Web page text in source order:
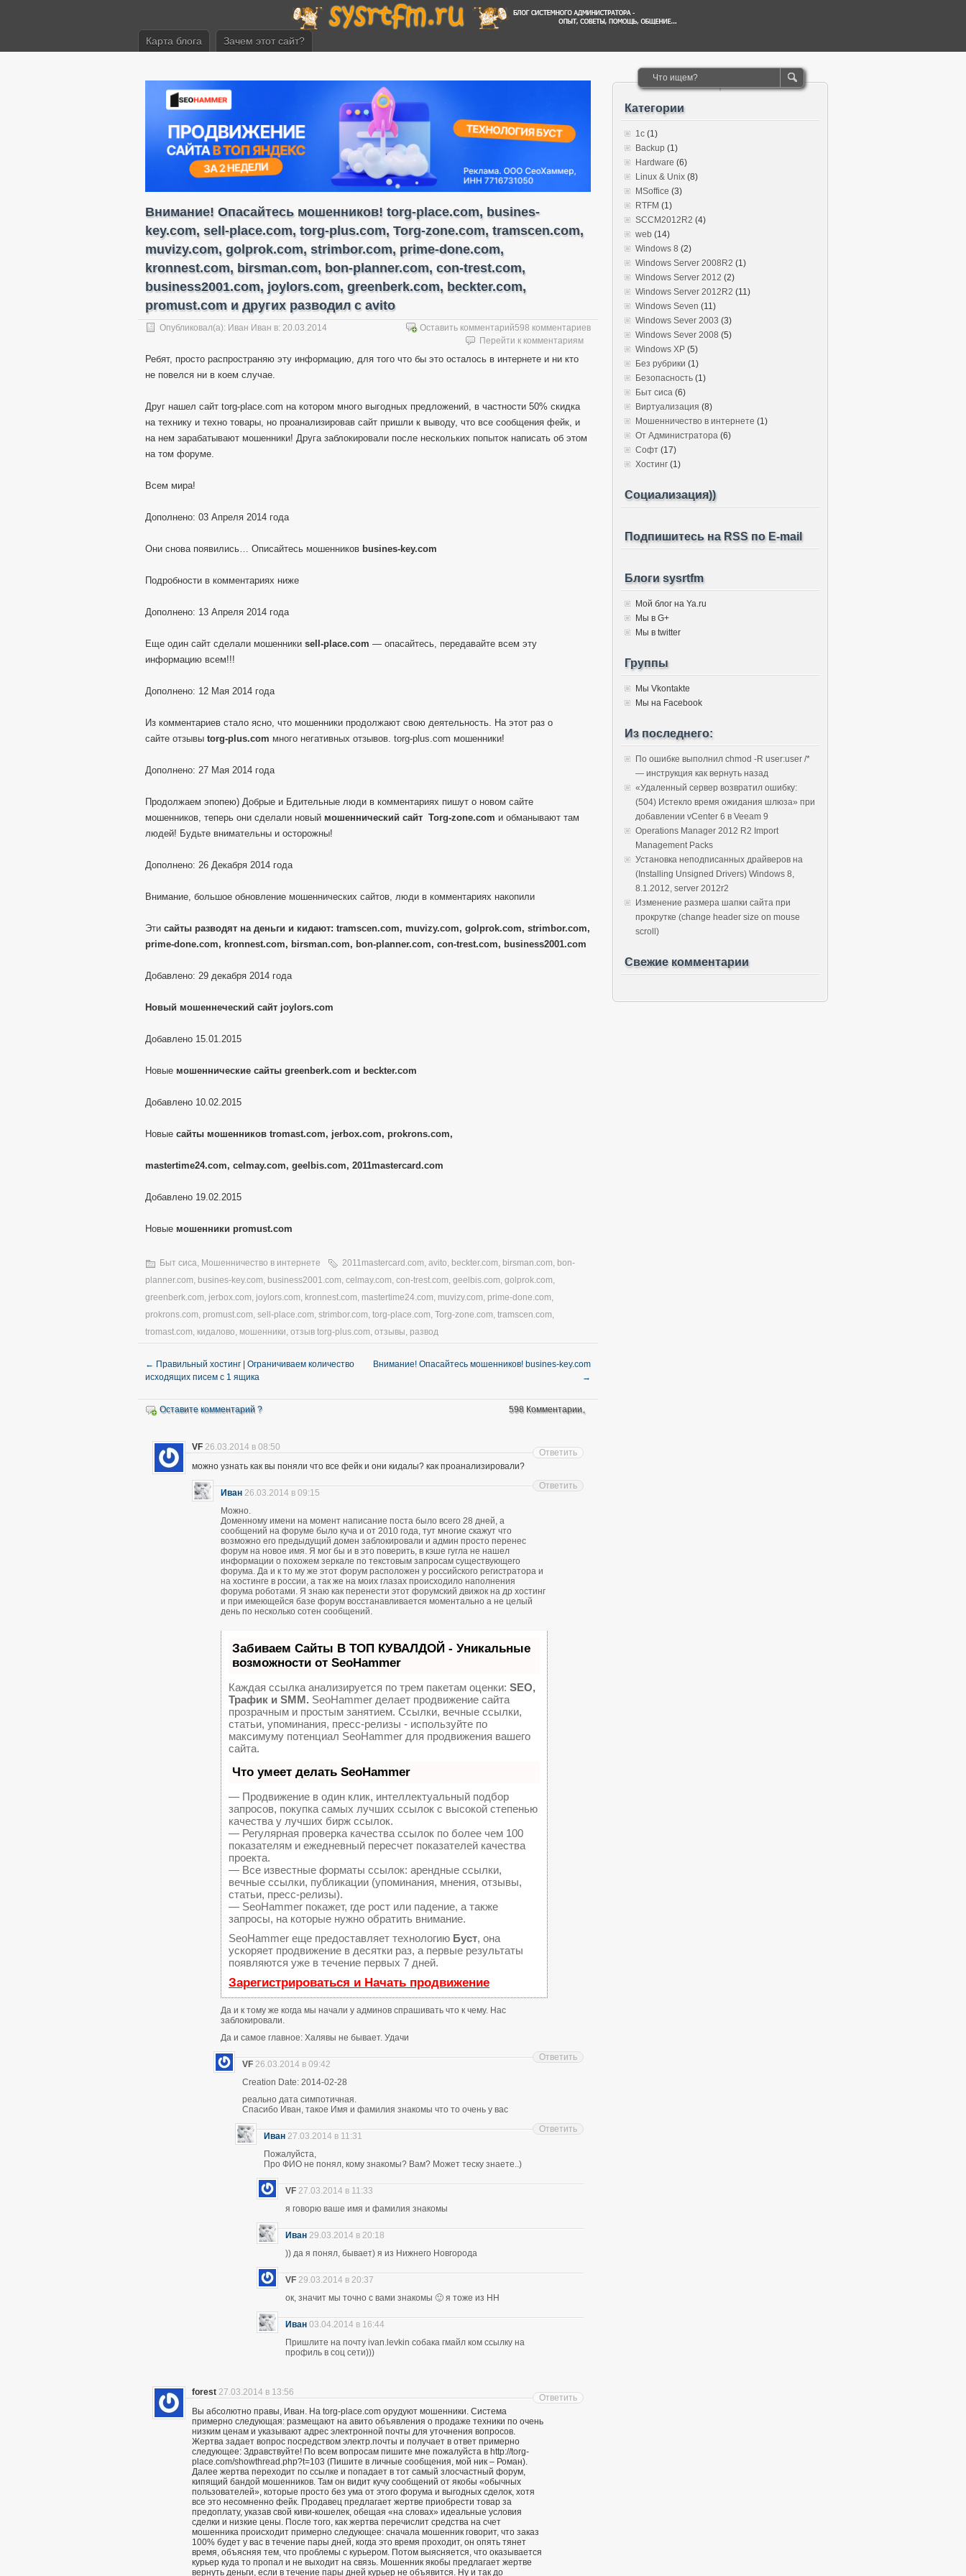
Карта блога Зачем этот сайт?
Внимание! Опасайтесь мошенников! torg-place.com, busines-
key.com, sell-place.com, torg-plus.com, Torg-zone.com, tramscen.com,
muvizy.com, golprok.com, strimbor.com, prime-done.com,
kronnest.com, birsman.com, bon-planner.com, con-trest.com,
business2001.com, joylors.com, greenberk.com, beckter.com,
promust.com и других разводил с avito
Опубликовал(а): Иван Иван в: 20.03.2014 Оставить комментарий598 комментариев
Перейти к комментариям
Ребят, просто распространяю эту информацию, для того что бы это осталось в интернете и ни кто
не повелся ни в коем случае.
Друг нашел сайт torg-place.com на котором много выгодных предложений, в частности 50% скидка
на технику и техно товары, но проанализировав сайт пришли к выводу, что все сообщения фейк, и
на нем зарабатывают мошенники! Друга заблокировали после нескольких попыток написать об этом
на том форуме.
Всем мира!
Дополнено: 03 Апреля 2014 года
Они снова появились… Описайтесь мошенников busines-key.com
Подробности в комментариях ниже
Дополнено: 13 Апреля 2014 года
Еще один сайт сделали мошенники sell-place.com — опасайтесь, передавайте всем эту
информацию всем!!!
Дополнено: 12 Мая 2014 года
Из комментариев стало ясно, что мошенники продолжают свою деятельность. На этот раз о
сайте отзывы torg-plus.com много негативных отзывов. torg-plus.com мошенники!
Дополнено: 27 Мая 2014 года
Продолжаем эпопею) Добрые и Бдительные люди в комментариях пишут о новом сайте
мошенников, теперь они сделали новый мошеннический сайт Torg-zone.com и обманывают там
людей! Будьте внимательны и осторожны!
Дополнено: 26 Декабря 2014 года
Внимание, большое обновление мошеннических сайтов, люди в комментариях накопили
Эти сайты разводят на деньги и кидают: tramscen.com, muvizy.com, golprok.com, strimbor.com,
prime-done.com, kronnest.com, birsman.com, bon-planner.com, con-trest.com, business2001.com
Добавлено: 29 декабря 2014 года
Новый мошеннеческий сайт joylors.com
Добавлено 15.01.2015
Новые мошеннические сайты greenberk.com и beckter.com
Добавлено 10.02.2015
Новые сайты мошенников tromast.com, jerbox.com, prokrons.com,
mastertime24.com, celmay.com, geelbis.com, 2011mastercard.com
Добавлено 19.02.2015
Новые мошенники promust.com
Быт сиса, Мошенничество в интернете 2011mastercard.com, avito, beckter.com, birsman.com, bon-
planner.com, busines-key.com, business2001.com, celmay.com, con-trest.com, geelbis.com, golprok.com,
greenberk.com, jerbox.com, joylors.com, kronnest.com, mastertime24.com, muvizy.com, prime-done.com,
prokrons.com, promust.com, sell-place.com, strimbor.com, torg-place.com, Torg-zone.com, tramscen.com,
tromast.com, кидалово, мошенники, отзыв torg-plus.com, отзывы, развод
← Правильный хостинг | Ограничиваем количество
исходящих писем с 1 ящика
Внимание! Опасайтесь мошенников! busines-key.com
→
Оставите комментарий ? 598 Комментарии。
VF 26.03.2014 в 08:50
можно узнать как вы поняли что все фейк и они кидалы? как проанализировали?
Ответить
Иван 26.03.2014 в 09:15
Можно.
Доменному имени на момент написание поста было всего 28 дней, а
сообщений на форуме было куча и от 2010 года, тут многие скажут что
возможно его предыдущий домен заблокировали и админ просто перенес
форум на новое имя. Я мог бы и в это поверить, в кэше гугла не нашел
информации о похожем зеркале по текстовым запросам существующего
форума. Да и к то му же этот форум расположен у российского регистратора и
на хостинге в россии, а так же на моих глазах происходило наполнения
форума роботами. Я знаю как перенести этот форумский движок на др хостинг
и при имеющейся базе форум восстанавливается моментально а не целый
день по несколько сотен сообщений.
Забиваем Сайты В ТОП КУВАЛДОЙ - Уникальные
возможности от SeoHammer
Каждая ссылка анализируется по трем пакетам оценки: SEO,
Трафик и SMM. SeoHammer делает продвижение сайта
прозрачным и простым занятием. Ссылки, вечные ссылки,
статьи, упоминания, пресс-релизы - используйте по
максимуму потенциал SeoHammer для продвижения вашего
сайта.
Что умеет делать SeoHammer
— Продвижение в один клик, интеллектуальный подбор
запросов, покупка самых лучших ссылок с высокой степенью
качества у лучших бирж ссылок.
— Регулярная проверка качества ссылок по более чем 100
показателям и ежедневный пересчет показателей качества
проекта.
— Все известные форматы ссылок: арендные ссылки,
вечные ссылки, публикации (упоминания, мнения, отзывы,
статьи, пресс-релизы).
— SeoHammer покажет, где рост или падение, а также
запросы, на которые нужно обратить внимание.
SeoHammer еще предоставляет технологию Буст, она
ускоряет продвижение в десятки раз, а первые результаты
появляются уже в течение первых 7 дней.
Зарегистрироваться и Начать продвижение
Да и к тому же когда мы начали у админов спрашивать что к чему. Нас
заблокировали.
Да и самое главное: Халявы не бывает. Удачи
Ответить
VF 26.03.2014 в 09:42
Creation Date: 2014-02-28
реально дата симпотичная.
Спасибо Иван, такое Имя и фамилия знакомы что то очень у вас
Ответить
Иван 27.03.2014 в 11:31
Пожалуйста,
Про ФИО не понял, кому знакомы? Вам? Может теску знаете..)
Ответить
VF 27.03.2014 в 11:33
я говорю ваше имя и фамилия знакомы
Иван 29.03.2014 в 20:18
)) да я понял, бывает) я из Нижнего Новгорода
VF 29.03.2014 в 20:37
ок, значит мы точно с вами знакомы 🙂 я тоже из НН
Иван 03.04.2014 в 16:44
Пришлите на почту ivan.levkin собака гмайл ком ссылку на
профиль в соц сети)))
forest 27.03.2014 в 13:56
Вы абсолютно правы, Иван. На torg-place.com орудуют мошенники. Система
примерно следующая: размещают на авито объявления о продаже техники по очень
низким ценам и указывают адрес электронной почты для уточнения вопросов.
Жертва задает вопрос посредством электр.почты и получает в ответ примерно
следующее: Здравствуйте! По всем вопросам пишите мне пожалуйста в http://torg-
place.com/showthread.php?t=103 (Пишите в личные сообщения, мой ник – Роман).
Далее жертва переходит по ссылке и попадает в тот самый злосчастный форум,
кипящий бандой мошенников. Там он видит кучу сообщений от якобы «обычных
пользователей», которые просто без ума от этого форума и выгодных сделок, хотя
все это несомненно фейк. Продавец предлагает жертве приобрести товар за
предоплату, указав свой киви-кошелек, обещая «на словах» идеальные условия
сделки и низкие цены. После того, как жертва перечислит средства на счет
мошенника происходит примерно следующее: сначала мошенник говорит, что заказ
100% будет у вас в течение пары дней, когда это время проходит, он опять тянет
время, объясняя тем, что проблемы с курьером. Потом выясняется, что оказывается
курьер куда то пропал и не выходит на связь. Мошенник якобы предлагает жертве
вернуть деньги, если в течение пары дней курьер не объявится. Ну и так до
Ответить
Категории
1c (1)
Backup (1)
Hardware (6)
Linux & Unix (8)
MSoffice (3)
RTFM (1)
SCCM2012R2 (4)
web (14)
Windows 8 (2)
Windows Server 2008R2 (1)
Windows Server 2012 (2)
Windows Server 2012R2 (11)
Windows Seven (11)
Windows Sever 2003 (3)
Windows Sever 2008 (5)
Windows XP (5)
Без рубрики (1)
Безопасность (1)
Быт сиса (6)
Виртуализация (8)
Мошенничество в интернете (1)
От Администратора (6)
Софт (17)
Хостинг (1)
Социализация))
Подпишитесь на RSS по E-mail
Блоги sysrtfm
Мой блог на Ya.ru
Мы в G+
Мы в twitter
Группы
Мы Vkontakte
Мы на Facebook
Из последнего:
По ошибке выполнил chmod -R user:user /*
— инструкция как вернуть назад
«Удаленный сервер возвратил ошибку:
(504) Истекло время ожидания шлюза» при
добавлении vCenter 6 в Veeam 9
Operations Manager 2012 R2 Import
Management Packs
Установка неподписанных драйверов на
(Installing Unsigned Drivers) Windows 8,
8.1.2012, server 2012r2
Изменение размера шапки сайта при
прокрутке (change header size on mouse
scroll)
Свежие комментарии